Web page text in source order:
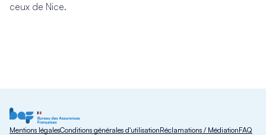
ceux de Nice.
Mentions légalesConditions générales d'utilisationRéclamations / MédiationFAQ